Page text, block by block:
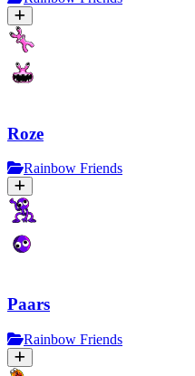
Roze
Rainbow Friends
Paars
Rainbow Friends